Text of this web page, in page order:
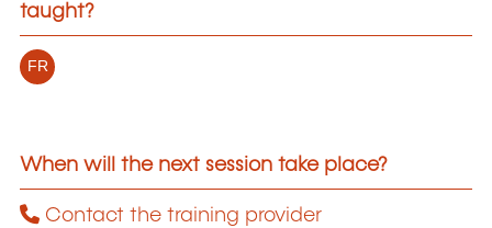
taught?
FR
When will the next session take place?
Contact the training provider